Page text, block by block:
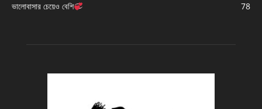
ভালোবাসার চেয়েও বেশি
78